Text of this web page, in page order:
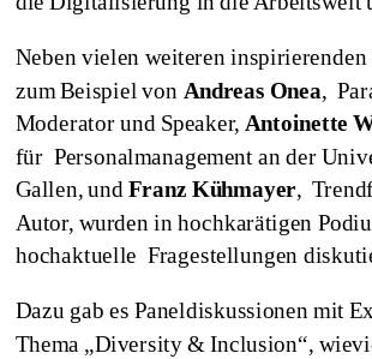
Neben vielen weiteren
zum Beispiel von Andreas Onea,
Moderator und Speaker,Antoinette
für Personalmanagement an der
Gallen, undFranz Kühmayer,
Autor, wurden in hochkarätigen
hochaktuelle Fragestellungen
Dazu gab es Paneldiskussionen mit
Thema „Diversity & Inclusion“,